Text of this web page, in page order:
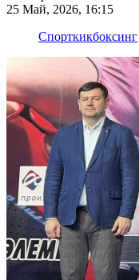
25 Май, 2026, 16:15
Спорткикбоксинг